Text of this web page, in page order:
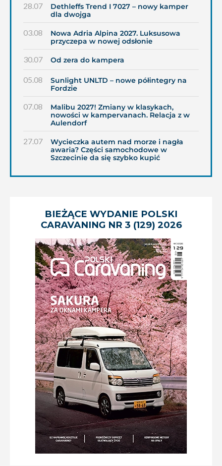
28.07
Dethleffs Trend I 7027 – nowy kamper
dla dwojga
03.08
Nowa Adria Alpina 2027. Luksusowa
przyczepa w nowej odsłonie
30.07 Od zera do kampera
05.08
Sunlight UNLTD – nowe półintegry na
Fordzie
07.08
Malibu 2027! Zmiany w klasykach,
nowości w kampervanach. Relacja z w
Aulendorf
27.07
Wycieczka autem nad morze i nagła
awaria? Części samochodowe w
Szczecinie da się szybko kupić
BIEŻĄCE WYDANIE POLSKI
CARAVANING NR 3 (129) 2026